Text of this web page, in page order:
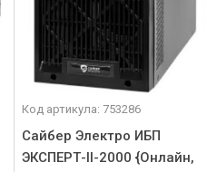
Код артикула: 753286
Сайбер Электро ИБП
ЭКСПЕРТ-II-2000 {Онлайн,